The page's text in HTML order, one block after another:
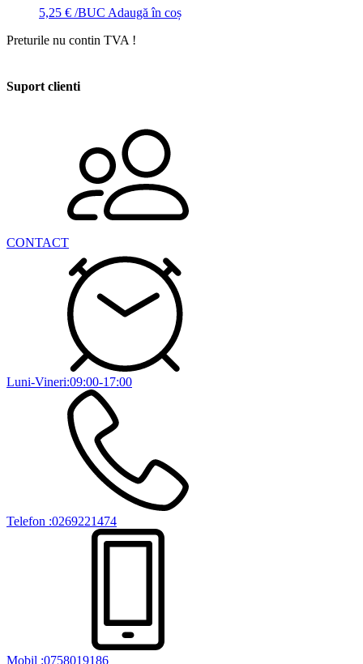
5,25 € /BUC Adaugă în coș
Preturile nu contin TVA !
Suport clienti
CONTACT
Luni-Vineri:09:00-17:00
Telefon :0269221474
Mobil :0758019186